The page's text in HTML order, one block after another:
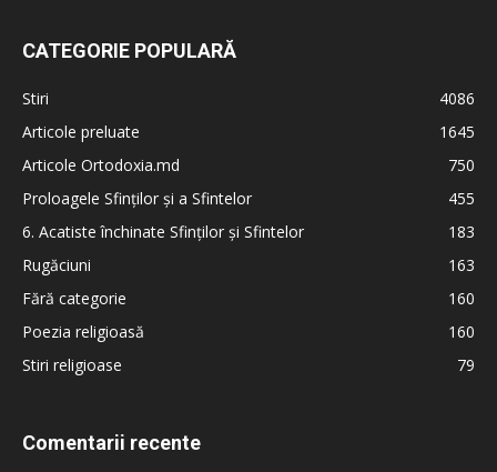
CATEGORIE POPULARĂ
Stiri
4086
Articole preluate
1645
Articole Ortodoxia.md
750
Proloagele Sfinților și a Sfintelor
455
6. Acatiste închinate Sfinților și Sfintelor
183
Rugăciuni
163
Fără categorie
160
Poezia religioasă
160
Stiri religioase
79
Comentarii recente